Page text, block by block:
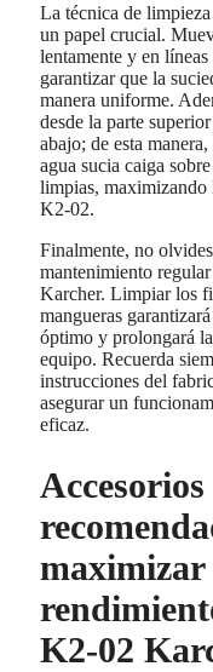
La técnica de
un papel crucial.
lentamente y en líneas
garantizar que la
manera uniforme.
desde la parte
abajo; de esta
agua sucia caiga
limpias, maximizando
K2-02.
Finalmente, no
mantenimiento
Karcher. Limpiar los
mangueras
óptimo y prolongará
equipo. Recuerda
instrucciones del
asegurar un
eficaz.
Accesorios
maximizar
K2-02